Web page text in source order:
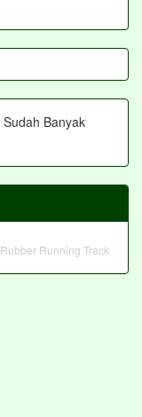
Rubber Running Track